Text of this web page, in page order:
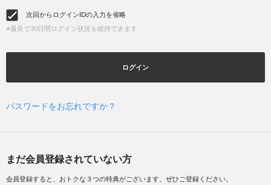
次回からログインIDの入力を省略
※最長で30日間ログイン状況を維持できます
ログイン
パスワードをお忘れですか？
まだ会員登録されていない方
会員登録すると、おトクな３つの特典がございます。ぜひご登録ください。